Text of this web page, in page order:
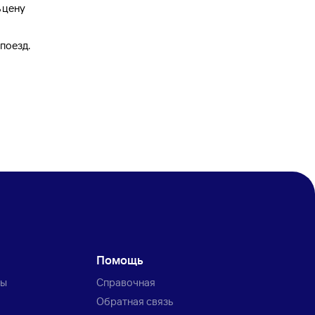
цену
Помощь
Справочная
Обратная связь